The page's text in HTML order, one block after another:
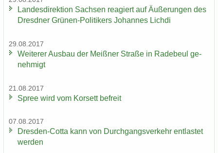
Lan­des­di­rek­ti­on Sach­sen re­agiert auf Äu­ße­run­gen des
Dresd­ner Grünen-​Politikers Jo­han­nes Lich­di
29.08.2017
Wei­te­rer Aus­bau der Meiß­ner Stra­ße in Ra­de­beul ge­
neh­migt
21.08.2017
Spree wird vom Kor­sett be­freit
07.08.2017
Dresden-​Cotta kann von Durch­gangs­ver­kehr ent­las­tet
wer­den